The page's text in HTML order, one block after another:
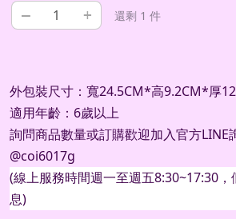
– + 還剩 1 件
外包裝尺寸：寬24.5CM*高9.2CM*厚
適用年齡：6歲以上
詢問商品數量或訂購歡迎加入官方LINE
@coi6017g
(線上服務時間週一至週五8:30~17:30
息)